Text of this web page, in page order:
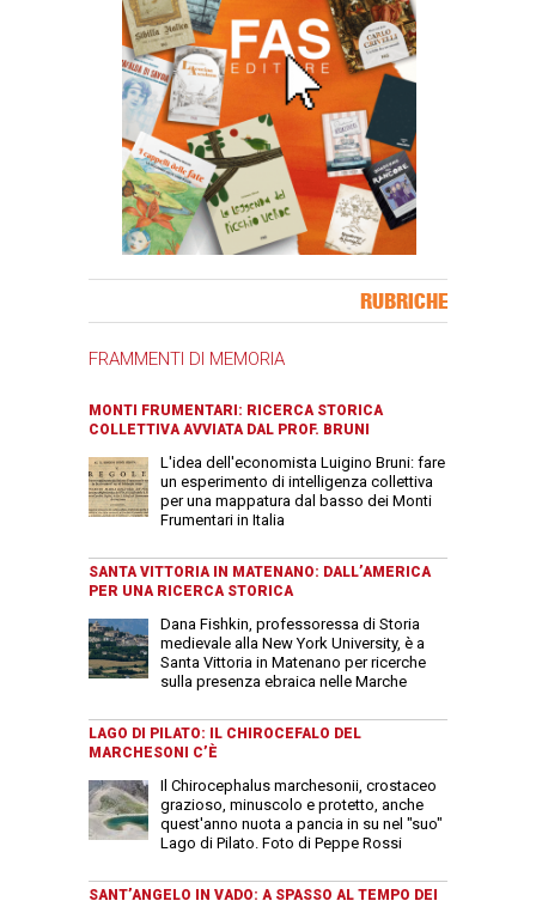
RUBRICHE
FRAMMENTI DI MEMORIA
MONTI FRUMENTARI: RICERCA STORICA
COLLETTIVA AVVIATA DAL PROF. BRUNI
L'idea dell'economista Luigino Bruni: fare
un esperimento di intelligenza collettiva
per una mappatura dal basso dei Monti
Frumentari in Italia
SANTA VITTORIA IN MATENANO: DALL’AMERICA
PER UNA RICERCA STORICA
Dana Fishkin, professoressa di Storia
medievale alla New York University, è a
Santa Vittoria in Matenano per ricerche
sulla presenza ebraica nelle Marche
LAGO DI PILATO: IL CHIROCEFALO DEL
MARCHESONI C’È
Il Chirocephalus marchesonii, crostaceo
grazioso, minuscolo e protetto, anche
quest'anno nuota a pancia in su nel "suo"
Lago di Pilato. Foto di Peppe Rossi
SANT’ANGELO IN VADO: A SPASSO AL TEMPO DEI